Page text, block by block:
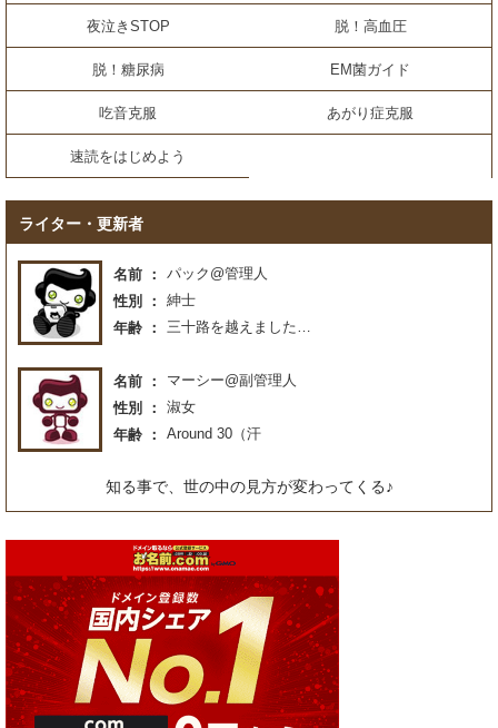
夜泣きSTOP 脱！高血圧
脱！糖尿病 EM菌ガイド
吃音克服 あがり症克服
速読をはじめよう
ライター・更新者
名前
パック@管理人
性別
紳士
年齢
三十路を越えました…
名前
マーシー@副管理人
性別
淑女
年齢
Around 30（汗
知る事で、世の中の見方が変わってくる♪